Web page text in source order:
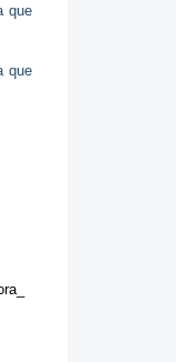
que
que